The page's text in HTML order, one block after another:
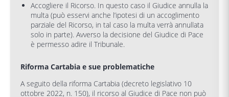
Accogliere il Ricorso. In questo caso il Giudice annulla la
multa (può esservi anche l’ipotesi di un accoglimento
parziale del Ricorso, in tal caso la multa verrà annullata
solo in parte). Avverso la decisione del Giudice di Pace
è permesso adire il Tribunale.
Riforma Cartabia e sue problematiche
A seguito della riforma Cartabia (decreto legislativo 10
ottobre 2022, n. 150), il ricorso al Giudice di Pace non può